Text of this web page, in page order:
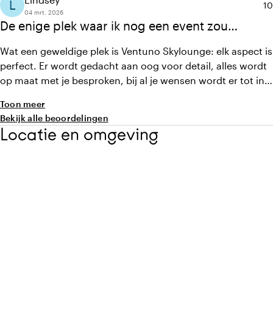
De enige plek waar ik nog een event zou
L 04 mrt. 2026
10
Wat een geweldige plek is Ventuno Skylounge: elk aspect is
perfect. Er wordt gedacht aan oog voor detail, alles wordt
op maat met je besproken, bij al je wensen wordt er tot in
een borrel... alles mas mogelijk. Hele fijne samenwerking
en de uitkomst was alles wat we hadden kunnen dromen!
Toon meer
Bekijk alle beoordelingen
Locatie en omgeving